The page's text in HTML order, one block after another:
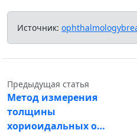
Источник:
Предыдущая статья
Метод измерения
толщины
хориоидальных о…